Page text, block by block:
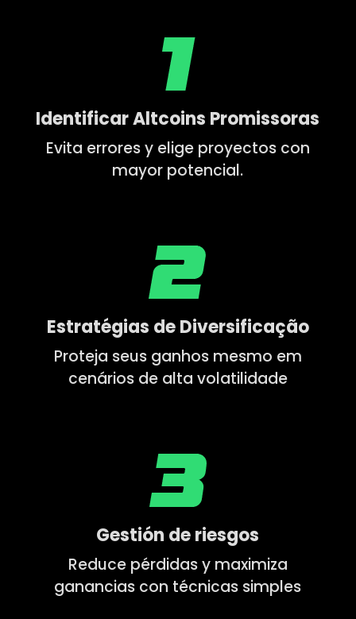
Identificar Altcoins Promissoras
Evita errores y elige proyectos con
mayor potencial.
Estratégias de Diversificação
Proteja seus ganhos mesmo em
cenários de alta volatilidade
Gestión de riesgos
Reduce pérdidas y maximiza
ganancias con técnicas simples